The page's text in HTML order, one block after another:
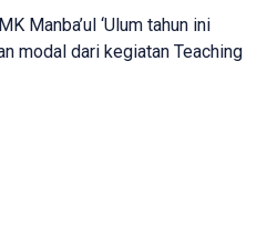
Manba’ul ‘Ulum tahun ini
modal dari kegiatan Teaching